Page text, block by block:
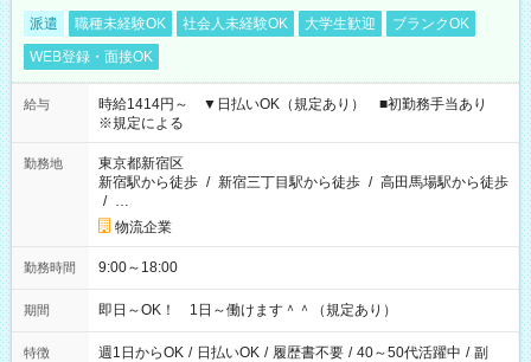
派遣 職種未経験OK 社会人未経験OK 大学生歓迎
ブランクOK
WEB登録・面接OK
給与
時給1414円～ ▼日払いOK（規定あり） ■初勤務手当あり
※規定による
勤務地
東京都新宿区
新宿駅から徒歩 / 新宿三丁目駅から徒歩 / 高田馬場駅から徒歩
/ …
物流企業
勤務時間 9:00～18:00
期間 即日～OK！ 1日～働けます＾＾（規定あり）
特徴 週1日からOK / 日払いOK / 履歴書不要 / 40～50代活躍中 / 副